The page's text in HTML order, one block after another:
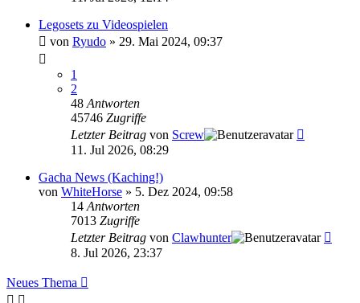
Legosets zu Videospielen
von Ryudo » 29. Mai 2024, 09:37
1
2
48 Antworten
45746 Zugriffe
Letzter Beitrag von Screw
11. Jul 2026, 08:29
Gacha News (Kaching!)
von WhiteHorse » 5. Dez 2024, 09:58
14 Antworten
7013 Zugriffe
Letzter Beitrag von Clawhunter
8. Jul 2026, 23:37
Neues Thema